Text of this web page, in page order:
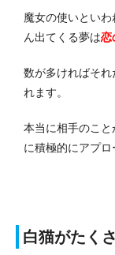
魔女の使いとい
ん出てくる夢は恋
数が多ければそ
れます。
本当に相手のこ
に積極的にアプロ
白猫がたく